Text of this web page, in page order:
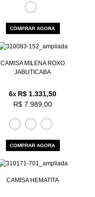
COMPRAR AGORA
CAMISA MILENA ROXO
JABUTICABA
6x R$ 1.331,50
R$ 7.989,00
COMPRAR AGORA
CAMISA HEMATITA